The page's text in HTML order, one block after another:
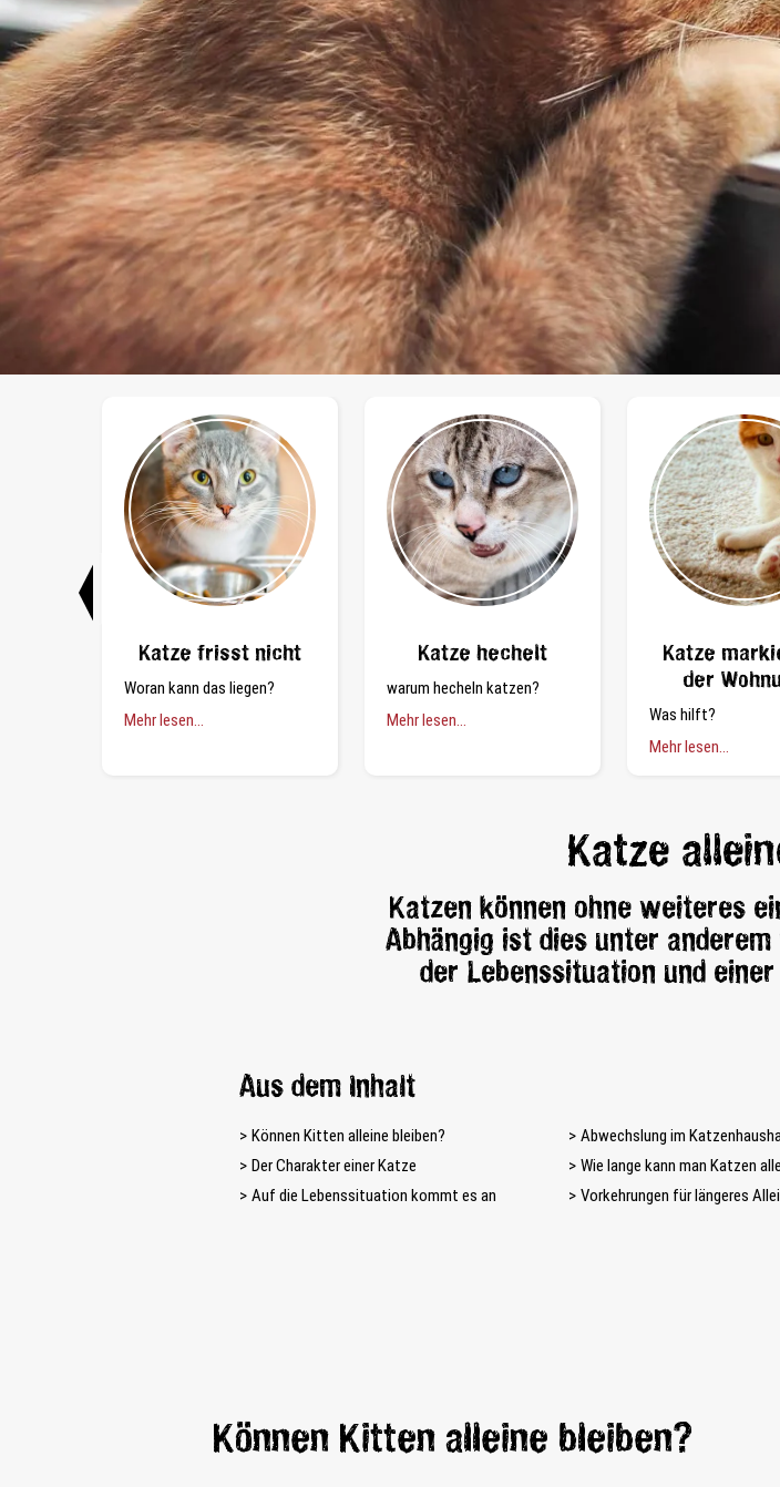
Katze frisst nicht
Woran kann das liegen?
Mehr lesen...
Katze hechelt
warum hecheln katzen?
Mehr lesen...
Katze
der
Was hilft?
Mehr lesen...
Katze
Katzen können ohne weiteres
Abhängig ist dies unter
der Lebenssituation und
Aus dem Inhalt
Können Kitten alleine bleiben?
Der Charakter einer Katze
Auf die Lebenssituation kommt es an
Abwechslung im
Wie lange kann man Katzen
Vorkehrungen für längeres
Können Kitten alleine bleiben?